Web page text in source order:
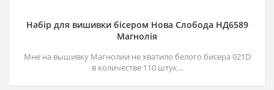
Набір для вишивки бісером Нова Слобода НД6589
Магнолія
Мне на вышивку Магнолии не хватило белого бисера 021D
в количестве 110 штук...